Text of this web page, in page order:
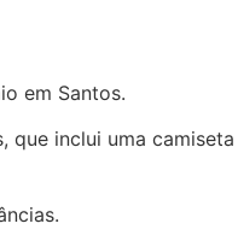
em Santos.
que inclui uma camiseta